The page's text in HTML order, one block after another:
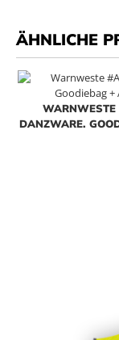
ÄHNLICHE
WARNWESTE
DANZWARE.